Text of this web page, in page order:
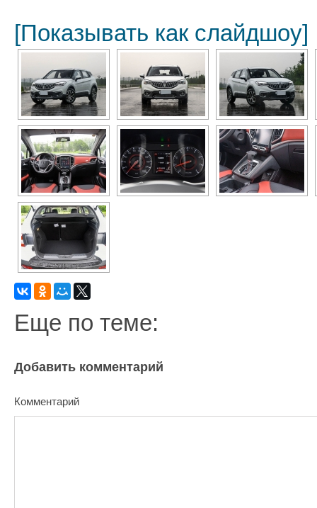
[Показывать как слайдшоу]
Еще по теме:
Добавить комментарий
Комментарий